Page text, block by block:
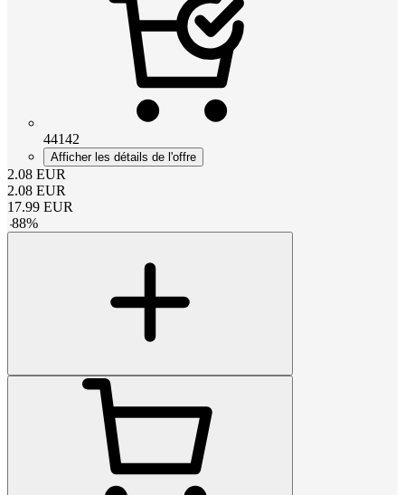
44142
Afficher les détails de l'offre
2.08 EUR
2.08 EUR
17.99 EUR
-88%